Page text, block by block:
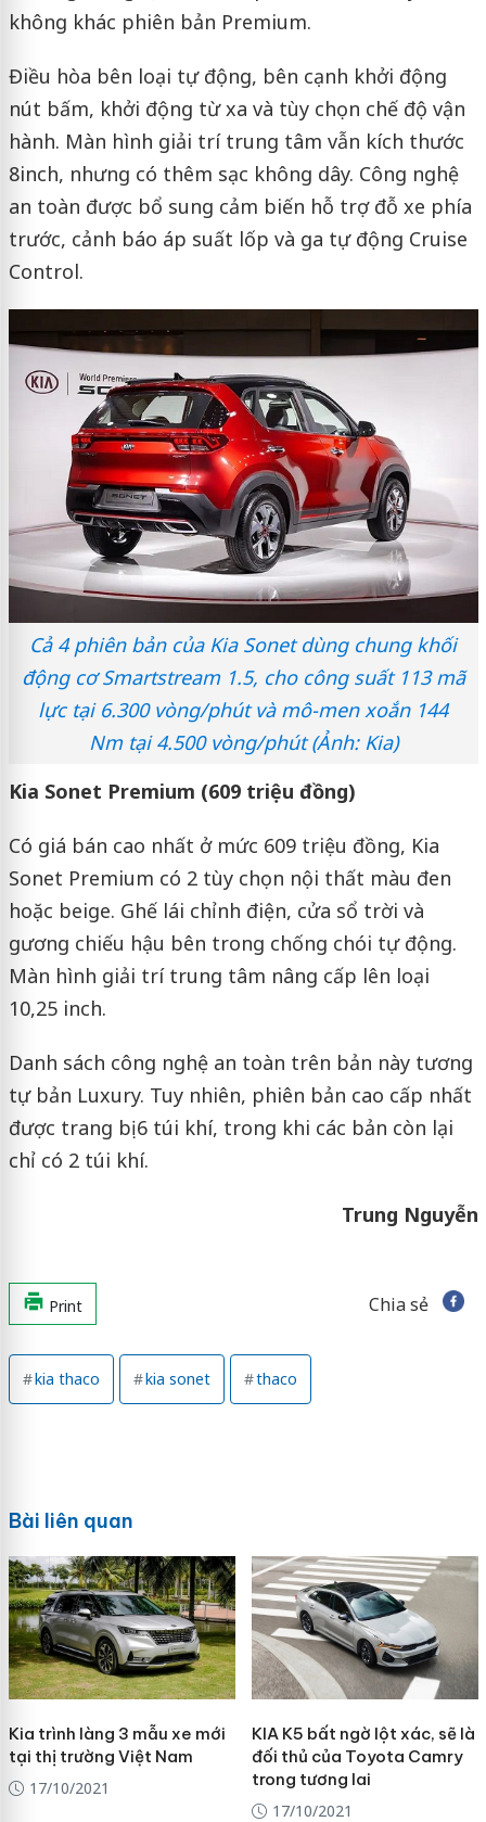
không khác phiên bản Premium.
Điều hòa bên loại tự động, bên cạnh khởi động
nút bấm, khởi động từ xa và tùy chọn chế độ vận
hành. Màn hình giải trí trung tâm vẫn kích thước
8inch, nhưng có thêm sạc không dây. Công nghệ
an toàn được bổ sung cảm biến hỗ trợ đỗ xe phía
trước, cảnh báo áp suất lốp và ga tự động Cruise
Control.
Cả 4 phiên bản của Kia Sonet dùng chung khối
động cơ Smartstream 1.5, cho công suất 113 mã
lực tại 6.300 vòng/phút và mô-men xoắn 144
Nm tại 4.500 vòng/phút (Ảnh: Kia)
Kia Sonet Premium (609 triệu đồng)
Có giá bán cao nhất ở mức 609 triệu đồng, Kia
Sonet Premium có 2 tùy chọn nội thất màu đen
hoặc beige. Ghế lái chỉnh điện, cửa sổ trời và
gương chiếu hậu bên trong chống chói tự động.
Màn hình giải trí trung tâm nâng cấp lên loại
10,25 inch.
Danh sách công nghệ an toàn trên bản này tương
tự bản Luxury. Tuy nhiên, phiên bản cao cấp nhất
được trang bị 6 túi khí, trong khi các bản còn lại
chỉ có 2 túi khí.
Trung Nguyễn
Print Chia sẻ
kia thaco kia sonet thaco
Bài liên quan
Kia trình làng 3 mẫu xe mới
tại thị trường Việt Nam
17/10/2021
KIA K5 bất ngờ lột xác, sẽ là
đối thủ của Toyota Camry
trong tương lai
17/10/2021